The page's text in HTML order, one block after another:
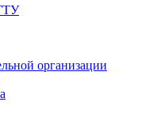
организации